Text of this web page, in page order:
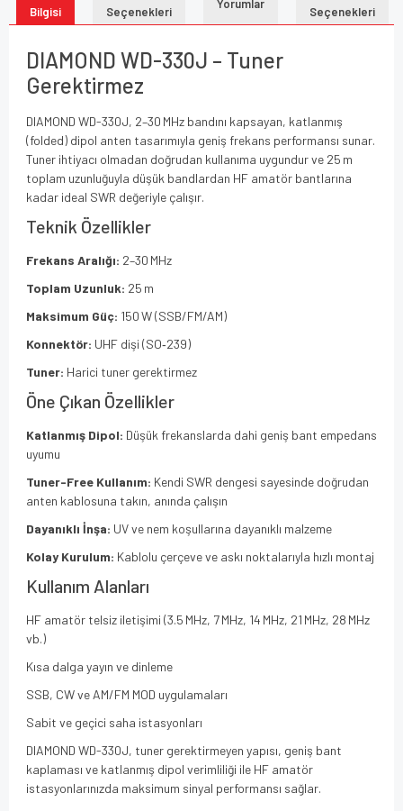
Bilgisi
Seçenekleri
Yorumlar
Seçenekleri
DIAMOND WD-330J – Tuner
Gerektirmez
DIAMOND WD-330J, 2–30 MHz bandını kapsayan, katlanmış
(folded) dipol anten tasarımıyla geniş frekans performansı sunar.
Tuner ihtiyacı olmadan doğrudan kullanıma uygundur ve 25 m
toplam uzunluğuyla düşük bandlardan HF amatör bantlarına
kadar ideal SWR değeriyle çalışır.
Teknik Özellikler
Frekans Aralığı: 2–30 MHz
Toplam Uzunluk: 25 m
Maksimum Güç: 150 W (SSB/FM/AM)
Konnektör: UHF dişi (SO‑239)
Tuner: Harici tuner gerektirmez
Öne Çıkan Özellikler
Katlanmış Dipol: Düşük frekanslarda dahi geniş bant empedans
uyumu
Tuner-Free Kullanım: Kendi SWR dengesi sayesinde doğrudan
anten kablosuna takın, anında çalışın
Dayanıklı İnşa: UV ve nem koşullarına dayanıklı malzeme
Kolay Kurulum: Kablolu çerçeve ve askı noktalarıyla hızlı montaj
Kullanım Alanları
HF amatör telsiz iletişimi (3.5 MHz, 7 MHz, 14 MHz, 21 MHz, 28 MHz
vb.)
Kısa dalga yayın ve dinleme
SSB, CW ve AM/FM MOD uygulamaları
Sabit ve geçici saha istasyonları
DIAMOND WD-330J, tuner gerektirmeyen yapısı, geniş bant
kaplaması ve katlanmış dipol verimliliği ile HF amatör
istasyonlarınızda maksimum sinyal performansı sağlar.